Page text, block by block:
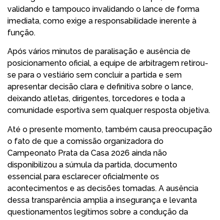
validando e tampouco invalidando o lance de forma
imediata, como exige a responsabilidade inerente à
função.
Após vários minutos de paralisação e ausência de
posicionamento oficial, a equipe de arbitragem retirou-
se para o vestiário sem concluir a partida e sem
apresentar decisão clara e definitiva sobre o lance,
deixando atletas, dirigentes, torcedores e toda a
comunidade esportiva sem qualquer resposta objetiva.
Até o presente momento, também causa preocupação
o fato de que a comissão organizadora do
Campeonato Prata da Casa 2026 ainda não
disponibilizou a súmula da partida, documento
essencial para esclarecer oficialmente os
acontecimentos e as decisões tomadas. A ausência
dessa transparência amplia a insegurança e levanta
questionamentos legítimos sobre a condução da